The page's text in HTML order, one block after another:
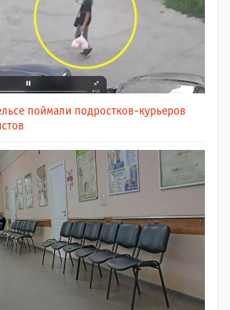
поймали подростков-курьеров